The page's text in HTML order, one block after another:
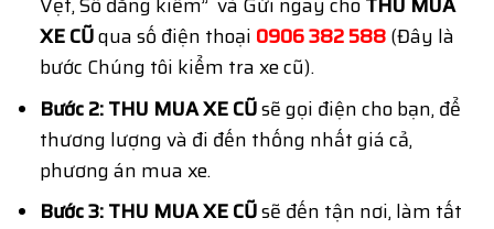
XE CŨqua số điện thoại 0906 382 588(Đây là
bước Chúng tôi kiểm tra xe cũ).
Bước 2:THU MUA XE CŨsẽ gọi điện cho bạn, để
thương lượng và đi đến thống nhất giá cả,
phương án mua xe.
Bước 3:THU MUA XE CŨsẽ đến tận nơi, làm tất